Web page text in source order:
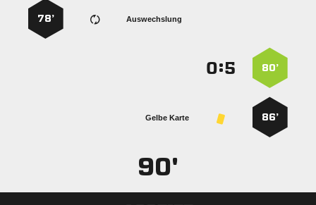
Auswechslung
78’
80’
:
86’
Gelbe Karte
90'